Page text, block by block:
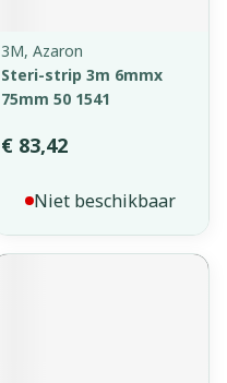
3M, Azaron
Steri-strip 3m 6mmx
75mm 50 1541
€ 83,42
Niet beschikbaar